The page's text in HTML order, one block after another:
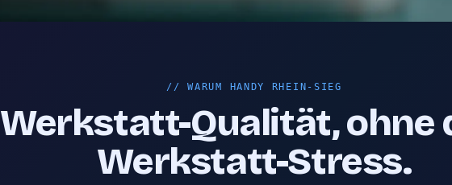
//WARUM HANDY RHEIN-SIEG
Werkstatt-Qualität, ohne
Werkstatt-Stress.